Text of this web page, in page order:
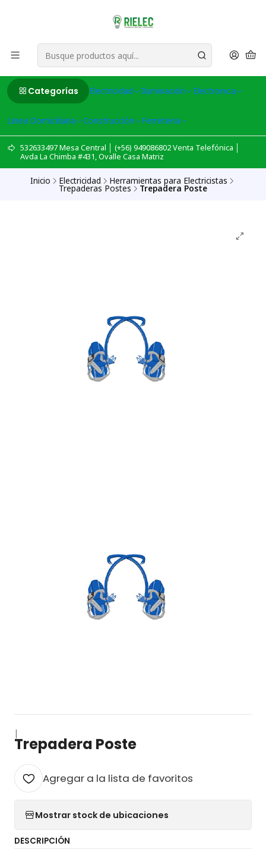
Categorías Electricidad Iluminación Electronica
Linea Domiciliaria Construcción Ferreteria
532633497 Mesa Central │ (+56) 949086802 Venta Telefónica │
Avda La Chimba #431, Ovalle Casa Matriz
Inicio Electricidad Herramientas para Electricistas
Trepaderas Postes Trepadera Poste
|
Trepadera Poste
Agregar a la lista de favoritos
Mostrar stock de ubicaciones
DESCRIPCIÓN